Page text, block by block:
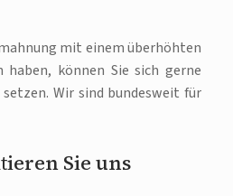
mit einem überhöhten
können Sie sich gerne
Wir sind bundesweit für
Sie uns